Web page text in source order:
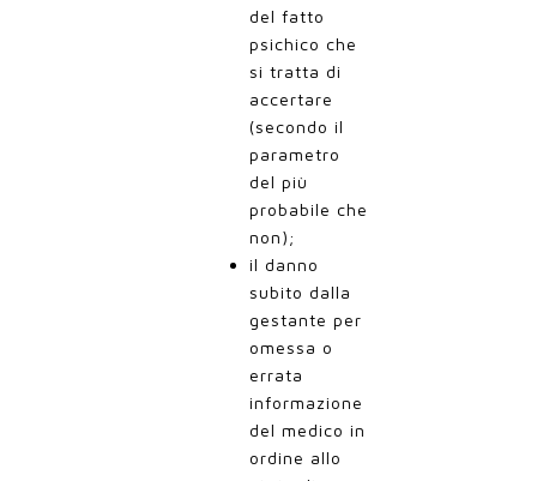
del fatto
psichico che
si tratta di
accertare
(secondo il
parametro
del più
probabile che
non);
il danno
subito dalla
gestante per
omessa o
errata
informazione
del medico in
ordine allo